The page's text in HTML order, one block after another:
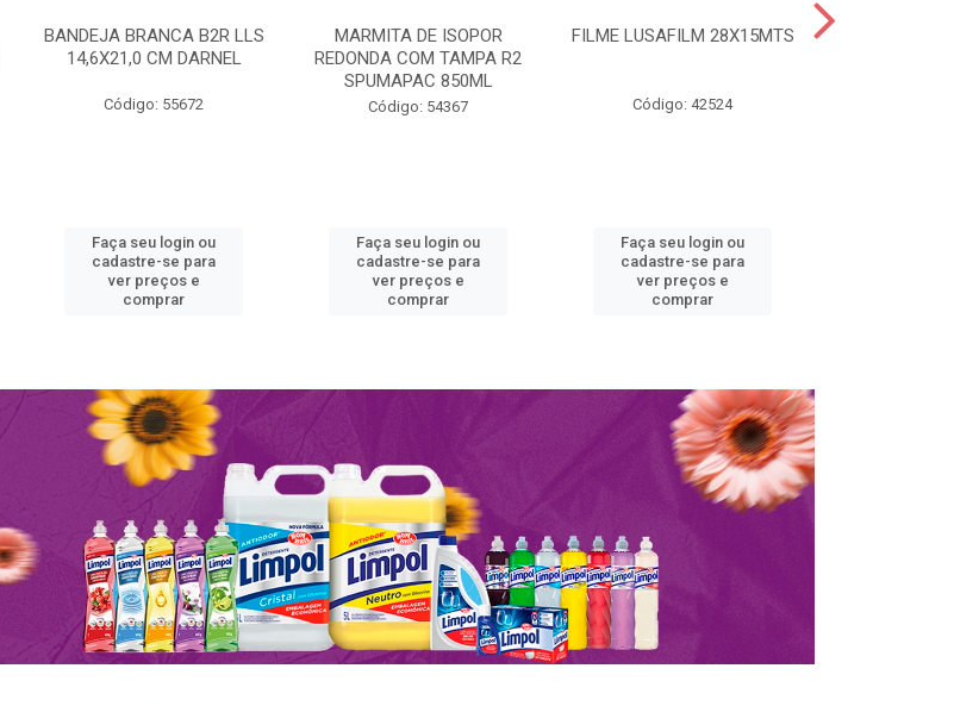
BANDEJA BRANCA B2R LLS
14,6X21,0 CM DARNEL
Código: 55672
Faça seu login ou
cadastre-se para
ver preços e
comprar
MARMITA DE ISOPOR
REDONDA COM TAMPA R2
SPUMAPAC 850ML
Código: 54367
Faça seu login ou
cadastre-se para
ver preços e
comprar
FILME LUSAFILM 28X15MTS
Código: 42524
Faça seu login ou
cadastre-se para
ver preços e
comprar